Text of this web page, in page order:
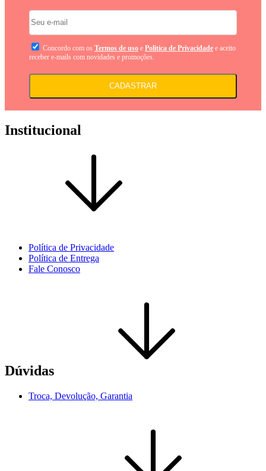
Concordo com os Termos de uso e Politica de Privacidade e aceito
receber e-mails com novidades e promoções.
CADASTRAR
Institucional
Política de Privacidade
Política de Entrega
Fale Conosco
Dúvidas
Troca, Devolução, Garantia